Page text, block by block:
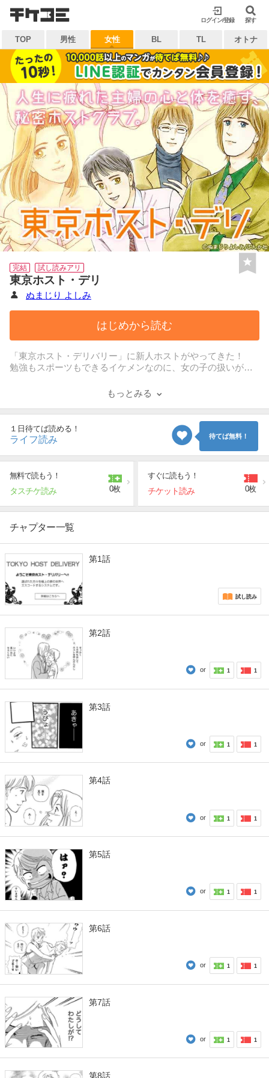
ログイン/登録 探す
TOP 男性 女性 BL TL オトナ
完結 試し読みアリ
東京ホスト・デリ
ぬまじり よしみ
はじめから読む
「東京ホスト・デリバリー」に新人ホストがやってきた！
勉強もスポーツもできるイケメンなのに、女の子の扱いがよ
恋人と長続きしない大樹は、いい男になりたくてホストの研
無事ベッドの講習も終わり、晴れてお客の元へ派遣される大
樹だったが、
相手が処女だと知って戸惑いを隠せず…。
人生に疲れた主婦の心と体を癒やしてくれる秘密の出張ホス
トクラブで巻き起こる、涙と笑いの物語！
もっとみる
１日待てば読める！
ライフ読み 待てば無料！
無料で読もう！
タスチケ読み 0枚
すぐに読もう！
チケット読み 0枚
チャプター一覧
第1話
試し読み
第2話
or 1 1
第3話
or 1 1
第4話
or 1 1
第5話
or 1 1
第6話
or 1 1
第7話
or 1 1
第8話
検索
閉じる
キーワードから探す
各一覧から探す
ジャンル タグ
作家 作品
雑誌 出版社
マイ本棚から探す
最近読んだ作品 お気に入り